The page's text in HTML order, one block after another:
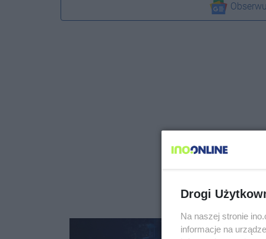
Drogi
Na naszej stronie
informacje na